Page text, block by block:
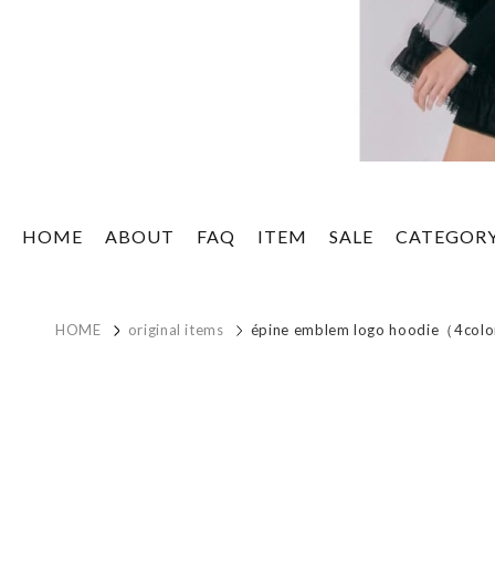
HOME ABOUT FAQ ITEM SALE
HOME original items épine emblem logo hoodie（